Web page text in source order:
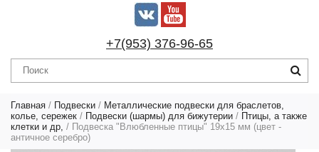
+7(953) 376-96-65
Главная / Подвески / Металлические подвески для браслетов,
колье, сережек / Подвески (шармы) для бижутерии / Птицы, а также
клетки и др, / Подвеска "Влюбленные птицы" 19х15 мм (цвет -
античное серебро)